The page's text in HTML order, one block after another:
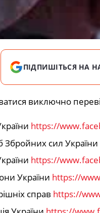
ПІДПИШІТЬСЯ НА
виключно
https://
сил України
https://
України https://
справ https://